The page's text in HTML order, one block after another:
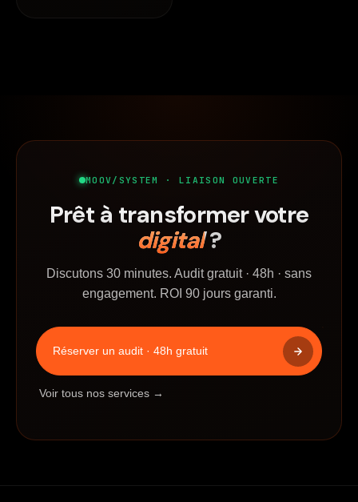
MOOV/SYSTEM · LIAISON OUVERTE
Prêt à transformer votre
digital?
Discutons 30 minutes. Audit gratuit · 48h · sans
engagement. ROI 90 jours garanti.
Réserver un audit · 48h gratuit
Voir tous nos services →